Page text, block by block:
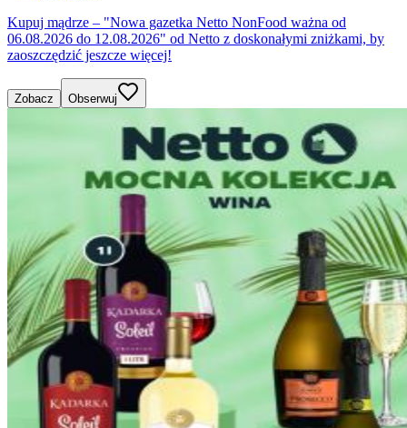
Kupuj mądrze – "Nowa gazetka Netto NonFood ważna od
06.08.2026 do 12.08.2026" od Netto z doskonałymi zniżkami, by
zaoszczędzić jeszcze więcej!
Zobacz Obserwuj